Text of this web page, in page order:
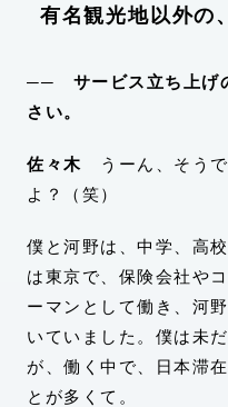
有名観光地以外の
── サービス立ち上げ
さい。
佐々木 うーん、そうで
よ？（笑）
僕と河野は、中学、高
は東京で、保険会社や
ーマンとして働き、河
いていました。僕は未
が、働く中で、日本滞
とが多くて。